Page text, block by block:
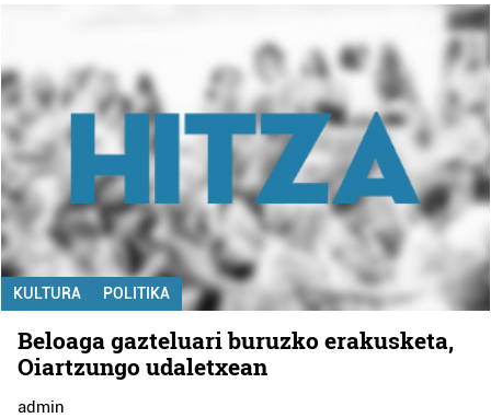
KULTURA POLITIKA
Beloaga gazteluari buruzko erakusketa,
Oiartzungo udaletxean
admin